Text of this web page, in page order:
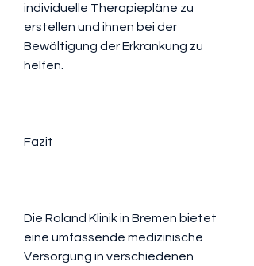
individuelle Therapiepläne zu
erstellen und ihnen bei der
Bewältigung der Erkrankung zu
helfen.
Fazit
Die Roland Klinik in Bremen bietet
eine umfassende medizinische
Versorgung in verschiedenen